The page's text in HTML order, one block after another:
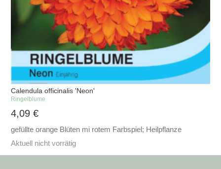
Calendula officinalis 'Neon'
Ringelblume
4,09€
gefüllte orange Blüten mi rotem Farbspiel; Heilpflanze
Aktuell nicht vorrätig